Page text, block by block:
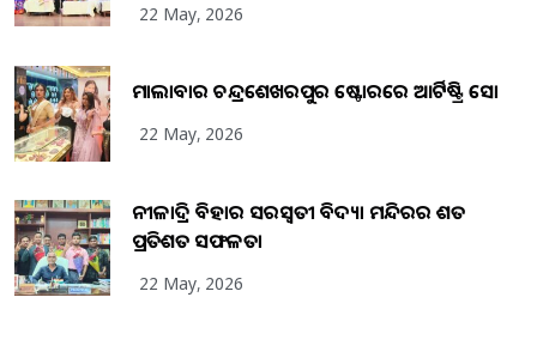
22 May, 2026
ମାଲାବାର ଚନ୍ଦ୍ରଶେଖରପୁର ଷ୍ଟୋରରେ ଆର୍ଟିଷ୍ଟ୍ରି ସୋ
22 May, 2026
ନୀଳାଦ୍ରି ବିହାର ସରସ୍ୱତୀ ବିଦ୍ୟା ମନ୍ଦିରର ଶତ
ପ୍ରତିଶତ ସଫଳତା
22 May, 2026